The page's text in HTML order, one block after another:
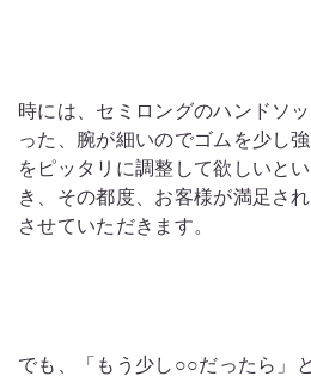
時には、セミロングのハンドソ
った、腕が細いのでゴムを少し
をピッタリに調整して欲しいと
き、その都度、お客様が満足さ
させていただきます。
でも、「もう少し○○だったら」